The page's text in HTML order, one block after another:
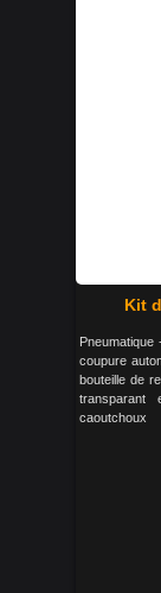
Kit
Pneumatique
coupure
bouteille de
caoutchoux